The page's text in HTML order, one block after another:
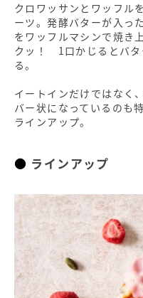
クロワッサンとワッフル
ーツ。発酵バターが入っ
をワッフルマシンで焼き
クッ！ 1口かじるとバタ
る。
イートインだけではなく
バー状になっているのも
ラインアップ。
ラインアップ